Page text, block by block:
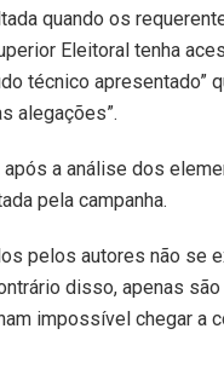
quando os
Eleitoral tenha
técnico apresentado”
alegações”.
a análise dos
pela campanha.
pelos autores não se
disso, apenas
impossível chegar a